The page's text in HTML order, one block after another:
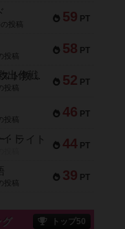
59 PT
投稿
58 PT
投稿
52 PT
Bitter End ブタペスト救出作戦
投稿
46 PT
投稿
44 PT
・ライト
39 PT
投稿
グ トップ50